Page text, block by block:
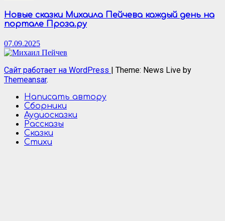
Новые сказки Михаила Пейчева каждый день на
портале Проза.ру
07.09.2025
Сайт работает на WordPress
Theme: News Live by
Themeansar.
Написать автору
Сборники
Аудиосказки
Рассказы
Сказки
Стихи